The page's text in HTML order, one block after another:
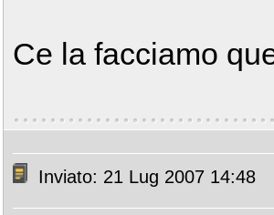
Ce la facciamo
Inviato: 21 Lug 2007 14:48